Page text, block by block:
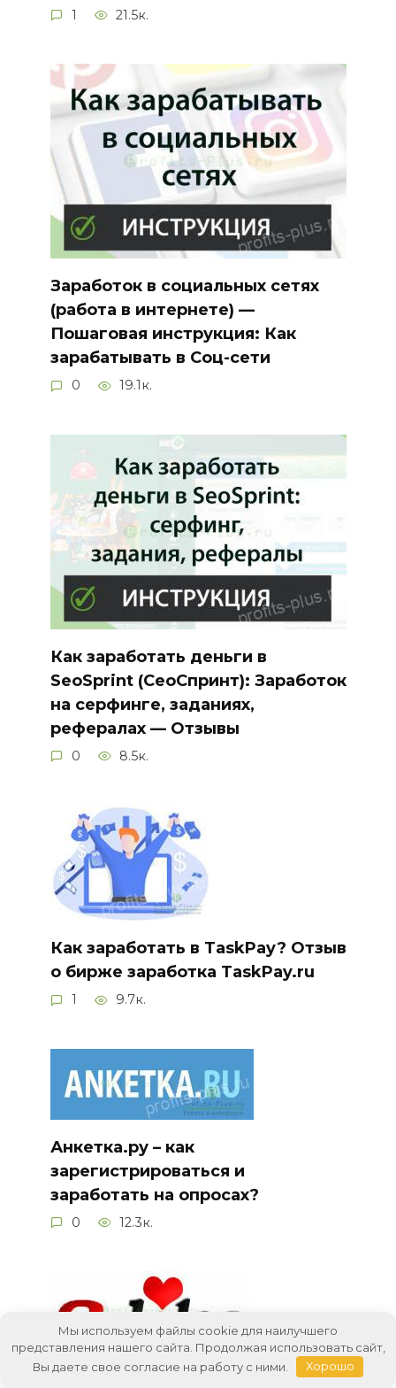
1 21.5к.
Заработок в социальных сетях
(работа в интернете) —
Пошаговая инструкция: Как
зарабатывать в Соц-сети
0 19.1к.
Как заработать деньги в
SeoSprint (СеоСпринт): Заработок
на серфинге, заданиях,
рефералах — Отзывы
0 8.5к.
Как заработать в TaskPay? Отзыв
о бирже заработка TaskPay.ru
1 9.7к.
Анкетка.ру – как
зарегистрироваться и
заработать на опросах?
0 12.3к.
V-Like: отзыв о заработке и
Мы используем файлы cookie для наилучшего
представления нашего сайта. Продолжая использовать сайт,
Вы даете свое согласие на работу с ними.
Хорошо